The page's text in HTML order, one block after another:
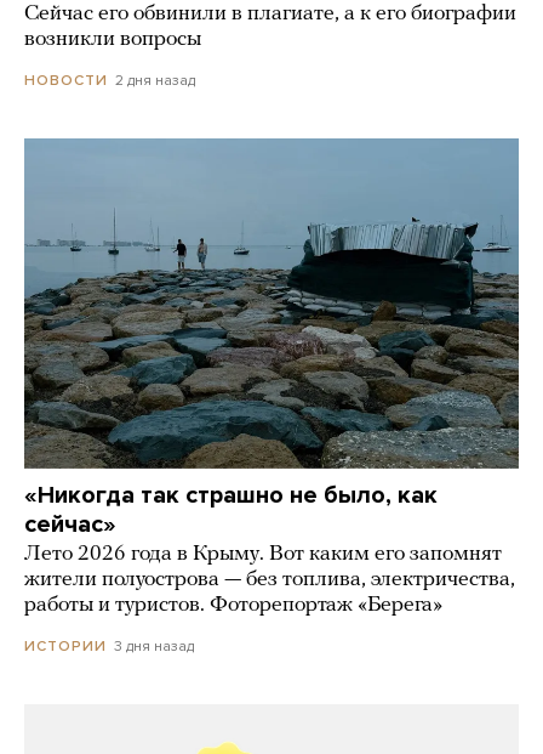
Сейчас его обвинили в плагиате, а к его биографии
возникли вопросы
НОВОСТИ 2 дня назад
«Никогда так страшно не было, как
сейчас»
Лето 2026 года в Крыму. Вот каким его запомнят
жители полуострова — без топлива, электричества,
работы и туристов. Фоторепортаж «Берега»
ИСТОРИИ 3 дня назад